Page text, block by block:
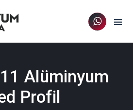
Alüminyum
Profil